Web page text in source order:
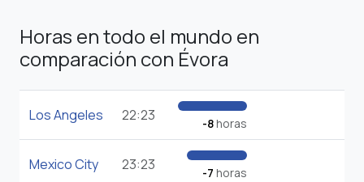
Horas en todo el mundo en
comparación con Évora
Los Angeles 22:23 -8horas
Mexico City 23:23 -7 horas